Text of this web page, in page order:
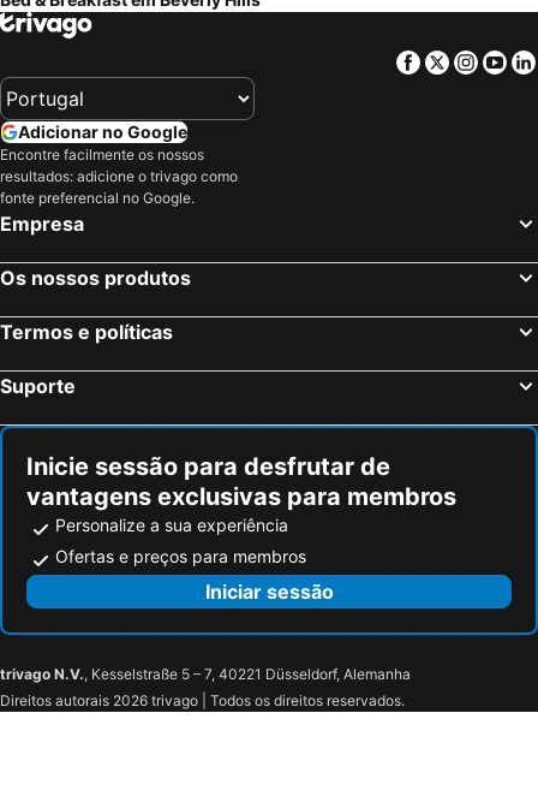
Inglewood, bed and breakfasts
Facebook
Twitter
Adicionar no Google
Encontre facilmente os nossos
resultados: adicione o trivago como
fonte preferencial no Google.
Empresa
Os nossos produtos
Termos e políticas
Suporte
Inicie sessão para desfrutar de
vantagens exclusivas para membros
Personalize a sua experiência
Ofertas e preços para membros
Iniciar sessão
trivago N.V., Kesselstraße 5 – 7, 40221 Düsseldorf, Alemanha
Direitos autorais 2026 trivago | Todos os direitos reservados.